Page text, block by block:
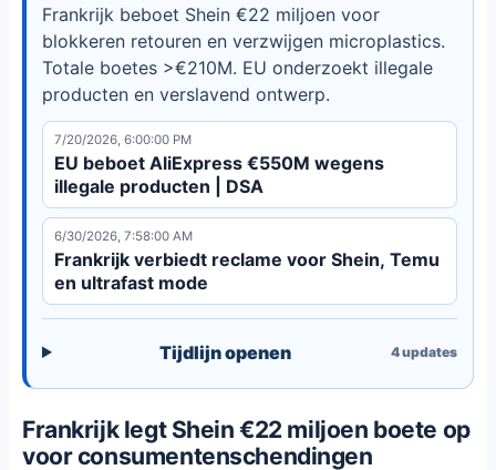
Frankrijk beboet Shein €22 miljoen voor
blokkeren retouren en verzwijgen microplastics.
Totale boetes >€210M. EU onderzoekt illegale
producten en verslavend ontwerp.
7/20/2026, 6:00:00 PM
EU beboet AliExpress €550M wegens
illegale producten | DSA
6/30/2026, 7:58:00 AM
Frankrijk verbiedt reclame voor Shein, Temu
en ultrafast mode
Tijdlijn openen 4updates
Frankrijk legt Shein €22 miljoen boete op
voor consumentenschendingen